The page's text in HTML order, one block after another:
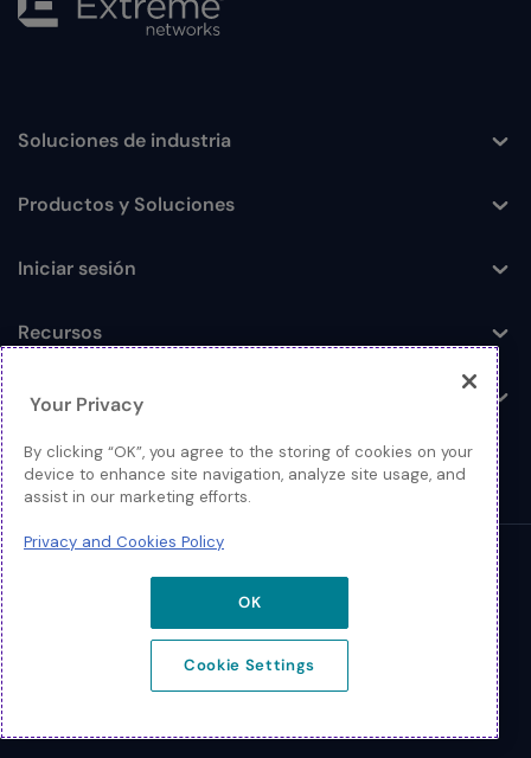
Toggle
Soluciones de industria
Toggle
Productos y Soluciones
Toggle
Iniciar sesión
Toggle
Recursos
Toggle
Acerca de
Política de Privacidad y Cookies
Your Privacy
By clicking “OK”, you agree to the storing of cookies on your
device to enhance site navigation, analyze site usage, and
assist in our marketing efforts.
Privacy and Cookies Policy
OK
Cookie Settings